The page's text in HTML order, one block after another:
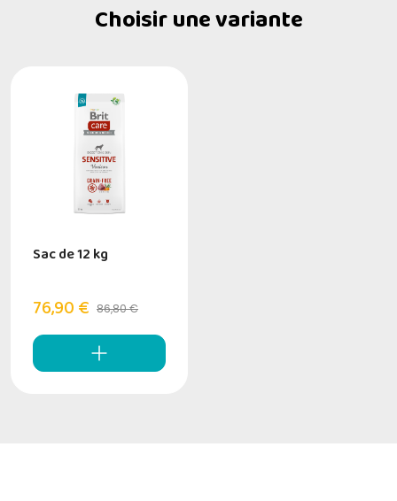
Choisir une variante
Sac de 12 kg
76,90 € 86,80 €